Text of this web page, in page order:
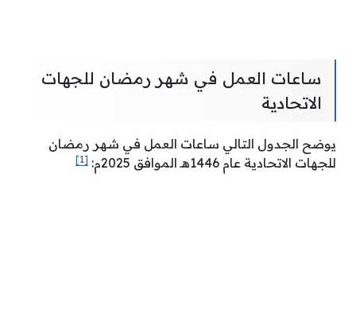
ساعات العمل في شهر رمضان للجهات
الاتحادية
يوضح الجدول التالي ساعات العمل في شهر رمضان
للجهات الاتحادية عام 1446هـ الموافق 2025م:
[1]